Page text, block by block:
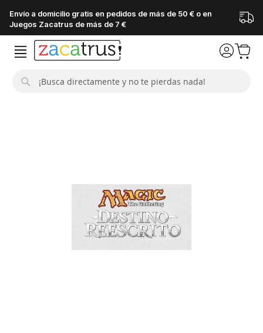
Envío a domicilio gratis en pedidos de más de 50 € o en
Juegos Zacatrus de más de 7 €